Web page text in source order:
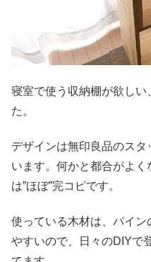
寝室で使う収納棚が欲し
た。
デザインは無印良品のス
います。何かと都合がよ
は”ほぼ”完コピです。
使っている木材は、パイ
やすいので、日々のDIYで